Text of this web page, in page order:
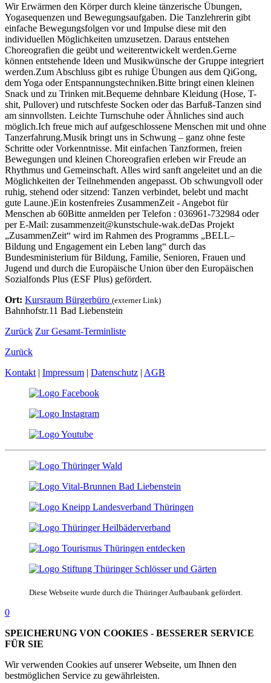
Wir Erwärmen den Körper durch kleine tänzerische Übungen,
Yogasequenzen und Bewegungsaufgaben. Die Tanzlehrerin gibt
einfache Bewegungsfolgen vor und Impulse diese mit den
individuellen Möglichkeiten umzusetzen. Daraus entstehen
Choreografien die geübt und weiterentwickelt werden.Gerne
können entstehende Ideen und Musikwünsche der Gruppe integriert
werden.Zum Abschluss gibt es ruhige Übungen aus dem QiGong,
dem Yoga oder Entspannungstechniken.Bitte bringt einen kleinen
Snack und zu Trinken mit.Bequeme dehnbare Kleidung (Hose, T-
shit, Pullover) und rutschfeste Socken oder das Barfuß-Tanzen sind
am sinnvollsten. Leichte Turnschuhe oder Ähnliches sind auch
möglich.Ich freue mich auf aufgeschlossene Menschen mit und ohne
Tanzerfahrung.Musik bringt uns in Schwung – ganz ohne feste
Schritte oder Vorkenntnisse. Mit einfachen Tanzformen, freien
Bewegungen und kleinen Choreografien erleben wir Freude an
Rhythmus und Gemeinschaft. Alles wird sanft angeleitet und an die
Möglichkeiten der Teilnehmenden angepasst. Ob schwungvoll oder
ruhig, stehend oder sitzend: Tanzen verbindet, belebt und macht
gute Laune.)Ein kostenfreies ZusammenZeit - Angebot für
Menschen ab 60Bitte anmelden per Telefon : 036961-732984 oder
per E-Mail: zusammenzeit@kunstschule-wak.deDas Projekt
„ZusammenZeit“ wird im Rahmen des Programms „BELL–
Bildung und Engagement ein Leben lang“ durch das
Bundesministerium für Bildung, Familie, Senioren, Frauen und
Jugend und durch die Europäische Union über den Europäischen
Sozialfonds Plus (ESF Plus) gefördert.
Ort: Kursraum Bürgerbüro (externer Link)
Bahnhofstr.11 Bad Liebenstein
Zurück Zur Gesamt-Terminliste
Zurück
Kontakt | Impressum | Datenschutz | AGB
Diese Webseite wurde durch die Thüringer Aufbaubank gefördert.
0
SPEICHERUNG VON COOKIES - BESSERER SERVICE
FÜR SIE
Wir verwenden Cookies auf unserer Webseite, um Ihnen den
bestmöglichen Service zu gewährleisten.